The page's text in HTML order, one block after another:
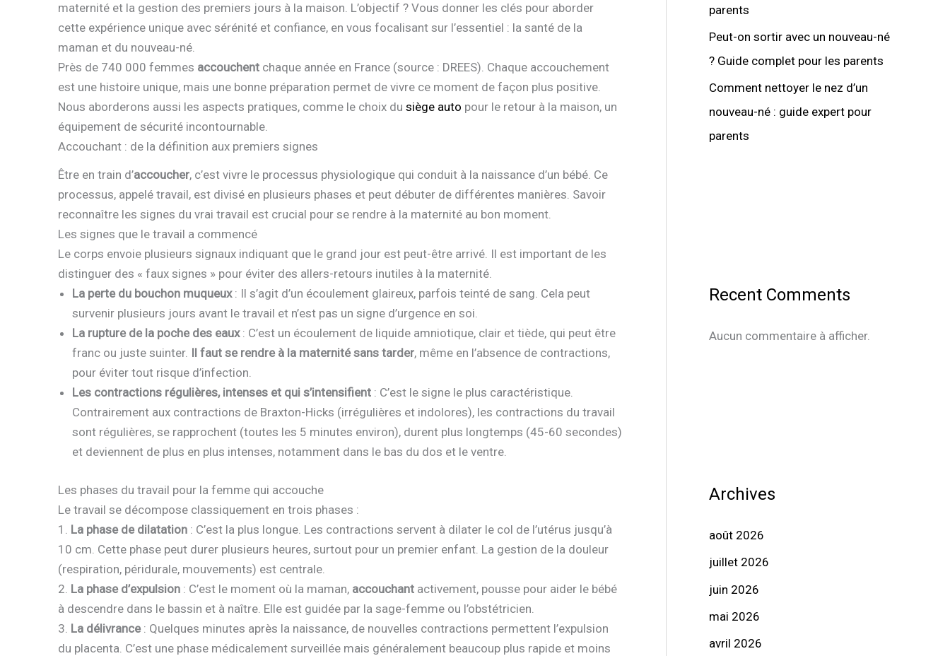
maternité et la gestion des premiers jours à la maison. L’objectif ? Vous donner les clés pour aborder
cette expérience unique avec sérénité et confiance, en vous focalisant sur l’essentiel : la santé de la
maman et du nouveau-né.
Près de 740 000 femmes accouchent chaque année en France (source : DREES). Chaque accouchement
est une histoire unique, mais une bonne préparation permet de vivre ce moment de façon plus positive.
Nous aborderons aussi les aspects pratiques, comme le choix du siège auto pour le retour à la maison, un
équipement de sécurité incontournable.
Accouchant : de la définition aux premiers signes
Être en train d’accoucher, c’est vivre le processus physiologique qui conduit à la naissance d’un bébé. Ce
processus, appelé travail, est divisé en plusieurs phases et peut débuter de différentes manières. Savoir
reconnaître les signes du vrai travail est crucial pour se rendre à la maternité au bon moment.
Les signes que le travail a commencé
Le corps envoie plusieurs signaux indiquant que le grand jour est peut-être arrivé. Il est important de les
distinguer des « faux signes » pour éviter des allers-retours inutiles à la maternité.
La perte du bouchon muqueux: Il s’agit d’un écoulement glaireux, parfois teinté de sang. Cela peut
survenir plusieurs jours avant le travail et n’est pas un signe d’urgence en soi.
La rupture de la poche des eaux: C’est un écoulement de liquide amniotique, clair et tiède, qui peut être
franc ou juste suinter. Il faut se rendre à la maternité sans tarder, même en l’absence de contractions,
pour éviter tout risque d’infection.
Les contractions régulières, intenses et qui s’intensifient : C’est le signe le plus caractéristique.
Contrairement aux contractions de Braxton-Hicks (irrégulières et indolores), les contractions du travail
sont régulières, se rapprochent (toutes les 5 minutes environ), durent plus longtemps (45-60 secondes)
et deviennent de plus en plus intenses, notamment dans le bas du dos et le ventre.
Les phases du travail pour la femme qui accouche
Le travail se décompose classiquement en trois phases :
1. La phase de dilatation : C’est la plus longue. Les contractions servent à dilater le col de l’utérus jusqu’à
10 cm. Cette phase peut durer plusieurs heures, surtout pour un premier enfant. La gestion de la douleur
(respiration, péridurale, mouvements) est centrale.
2. La phase d’expulsion : C’est le moment où la maman, accouchant activement, pousse pour aider le bébé
à descendre dans le bassin et à naître. Elle est guidée par la sage-femme ou l’obstétricien.
3. La délivrance: Quelques minutes après la naissance, de nouvelles contractions permettent l’expulsion
du placenta. C’est une phase médicalement surveillée mais généralement beaucoup plus rapide et moins
parents
Peut-on sortir avec un nouveau-né
? Guide complet pour les parents
Comment nettoyer le nez d’un
nouveau-né : guide expert pour
parents
Recent Comments
Aucun commentaire à afficher.
Archives
août 2026
juillet 2026
juin 2026
mai 2026
avril 2026